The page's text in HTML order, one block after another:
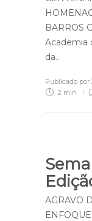
BARROS
Academia
da…
Publicado por
2 min
AGRAVO